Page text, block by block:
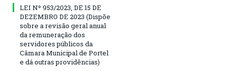
LEI Nº 953/2023, DE 15 DE
DEZEMBRO DE 2023 (Dispõe
sobre a revisão geral anual
da remuneração dos
servidores públicos da
Câmara Municipal de Portel
e dá outras providências)